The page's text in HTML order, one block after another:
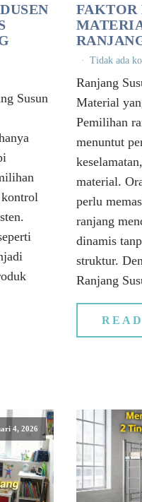
Susun
kontrol
FAKTOR
Tidak ada
Ranjang
Material
Pemilihan
menuntut
material.
perlu
ranjang
dinamis
struktur.
Ranjang
4, 2026